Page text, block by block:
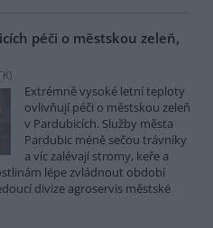
péči o městskou zeleň,
)
Extrémně vysoké letní teploty
ovlivňují péči o městskou zeleň
v Pardubicích. Služby města
Pardubic méně sečou trávníky
a víc zalévají stromy, keře a
lépe zvládnout období
divize agroservis městské